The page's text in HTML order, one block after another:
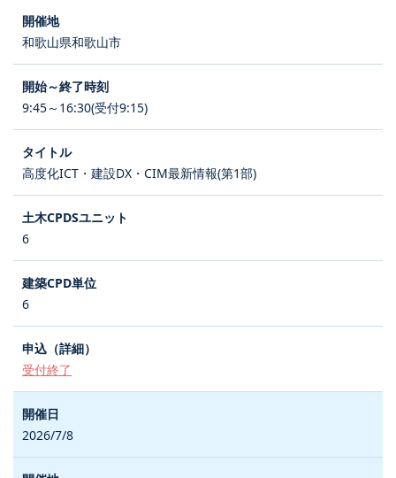
和歌山県和歌山市
9:45～16:30(受付9:15)
高度化ICT・建設DX・CIM最新情報(第1部)
6
6
受付終了
2026/7/8